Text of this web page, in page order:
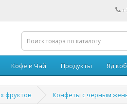
Кофе и Чай Продукты Яд
фруктов Конфеты с черным